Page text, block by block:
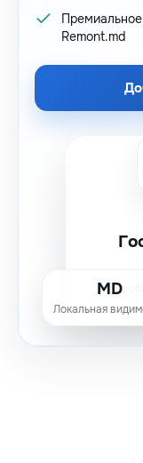
Remont.md
MD
Локальная